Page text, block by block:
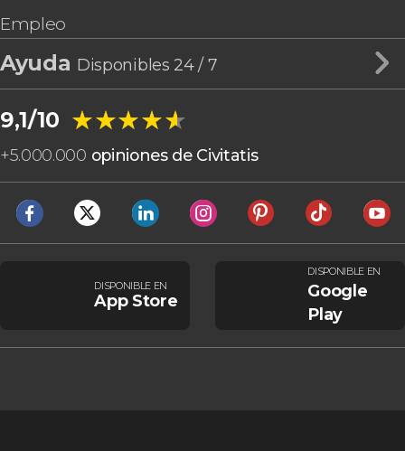
Empleo
Ayuda Disponibles 24 / 7
9,1/10 ★★★★★
★★★★★
+5.000.000 opiniones de Civitatis
DISPONIBLE EN
App Store
DISPONIBLE EN
Google
Play